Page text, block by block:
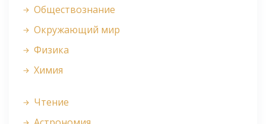
Обществознание
Окружающий мир
Физика
Химия
Чтение